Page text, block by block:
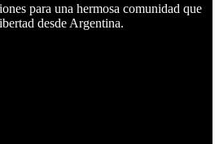
para una hermosa comunidad que
desde Argentina.